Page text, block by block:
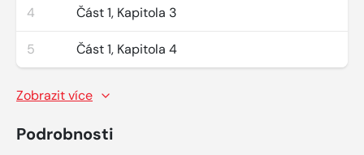
4 Část 1, Kapitola 3
5 Část 1, Kapitola 4
Zobrazit více
Podrobnosti